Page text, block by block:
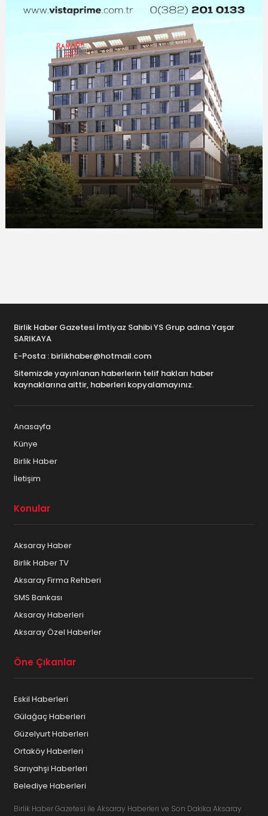
Birlik Haber Gazetesi İmtiyaz Sahibi YS Grup adına Yaşar
SARIKAYA
E-Posta : birlikhaber@hotmail.com
Sitemizde yayınlanan haberlerin telif hakları haber
kaynaklarına aittir, haberleri kopyalamayınız.
Anasayfa
Künye
Birlik Haber
İletişim
Konular
Aksaray Haber
Birlik Haber TV
Aksaray Firma Rehberi
SMS Bankası
Aksaray Haberleri
Aksaray Özel Haberler
Öne Çıkanlar
Eskil Haberleri
Gülağaç Haberleri
Güzelyurt Haberleri
Ortaköy Haberleri
Sarıyahşi Haberleri
Belediye Haberleri
Birlik Haber Gazetesi ile Aksaray Haberleri ve Son Dakika Aksaray